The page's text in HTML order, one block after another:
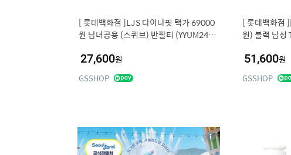
[ 롯데백화점 ]LJS 다이나핏 택가 69000
원 남녀공용 (스퀴브) 반팔티 (YYUM2427
27,600원
GSSHOP
[ 롯데백화점
원) 블랙 남성
51,600원
GSSHOP
9
상
세